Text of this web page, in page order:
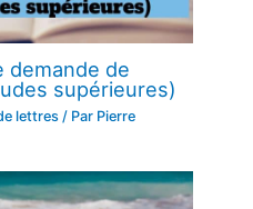
demande de
supérieures)
lettres / Par Pierre